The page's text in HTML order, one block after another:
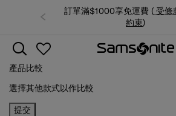
訂單滿$1000享免運費 ( 受條
約束)
產品比較
選擇其他款式以作比較
提交